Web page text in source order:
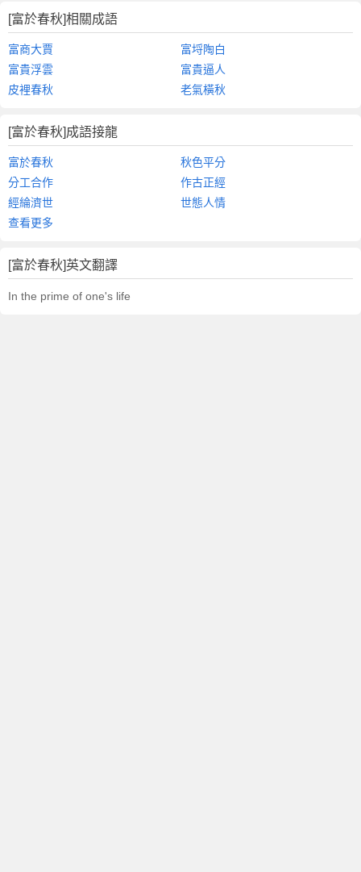
[富於春秋]相關成語
富商大賈
富埒陶白
富貴浮雲
富貴逼人
皮裡春秋
老氣橫秋
[富於春秋]成語接龍
富於春秋
秋色平分
分工合作
作古正經
經綸濟世
世態人情
查看更多
[富於春秋]英文翻譯
In the prime of one's life